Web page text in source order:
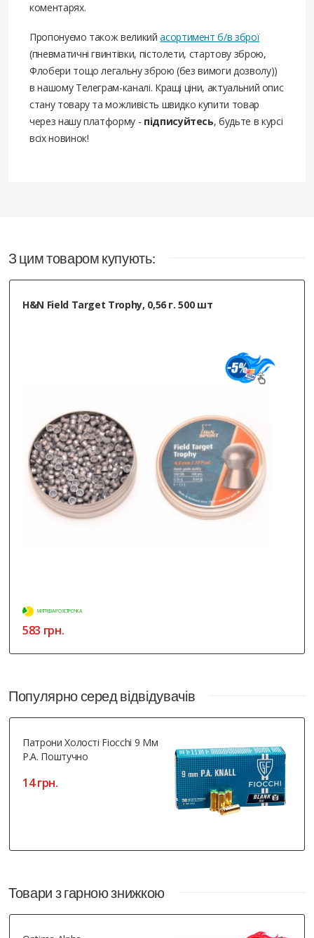
коментарях.
Пропонуємо також великийасортимент б/в зброї
(пневматичні гвинтівки, пістолети, стартову зброю,
Флобери тощо легальну зброю (без вимоги дозволу))
в нашому Телеграм-каналі. Кращі ціни, актуальний опис
стану товару та можливість швидко купити товар
через нашу платформу - підписуйтесь, будьте в курсі
всіх новинок!
З цим товаром купують:
H&N Field Target Trophy, 0,56 г. 500 шт
МИТТЄВА РОЗСТРОЧКА
583 грн.
Популярно серед відвідувачів
Патрони Холості Fiocchi 9 Мм
Р.А. Поштучно
14 грн.
Товари з гарною знижкою